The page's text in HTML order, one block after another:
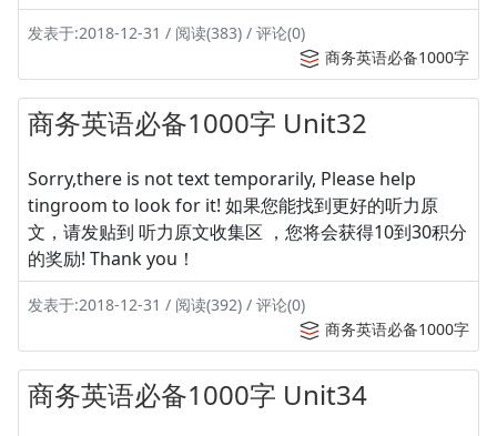
发表于:2018-12-31 / 阅读(383) / 评论(0)
商务英语必备1000字
商务英语必备1000字 Unit32
Sorry,there is not text temporarily, Please help
tingroom to look for it! 如果您能找到更好的听力原
文，请发贴到 听力原文收集区 ，您将会获得10到30积分
的奖励! Thank you！
发表于:2018-12-31 / 阅读(392) / 评论(0)
商务英语必备1000字
商务英语必备1000字 Unit34